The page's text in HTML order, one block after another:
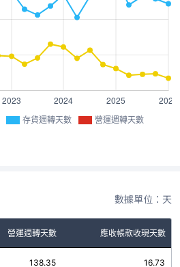
存貨週轉天數 營運週轉天數
數據單位：天
營運週轉天數 應收帳款收現天數
138.35 16.73